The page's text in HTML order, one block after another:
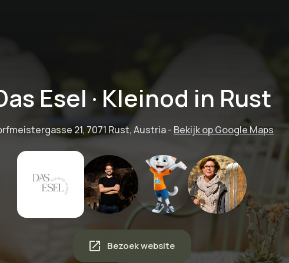
Esel · Kleinod in Rust
21, 7071 Rust, Austria- Bekijk op Google Maps
Bezoek website